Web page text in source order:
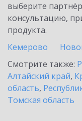
выберите
консультацию,
продукта.
Кемерово
Смотрите также:
Алтайский край,
область,
Томская область